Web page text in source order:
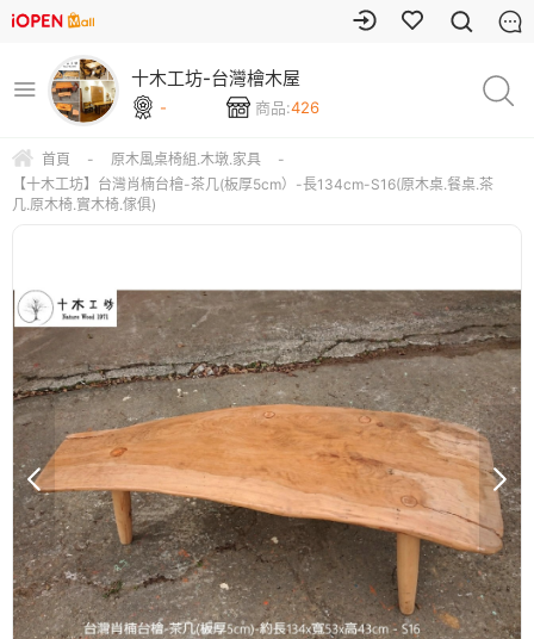
十木工坊-台灣檜木屋
- 商品:426
首頁 - 原木風桌椅組.木墩.家具
-
【十木工坊】台灣肖楠台檜-茶几(板厚5cm）-長134cm-S16(原木桌.餐桌.茶
几.原木椅.實木椅.傢俱)